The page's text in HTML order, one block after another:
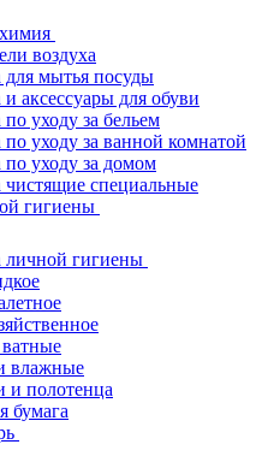
воздуха
для мытья посуды
и аксессуары для обуви
по уходу за бельем
по уходу за ванной комнатой
по уходу за домом
чистящие специальные
гигиены
личной гигиены
влажные
и полотенца
бумага